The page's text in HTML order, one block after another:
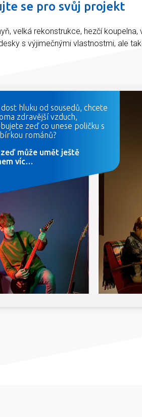
se pro svůj projekt
velká rekonstrukce, hezčí
s výjimečnými vlastnostmi, ale
hluku od sousedů, chcete
zdravější vzduch,
zeď co unese poličku s
románů?
může umět ještě
víc…